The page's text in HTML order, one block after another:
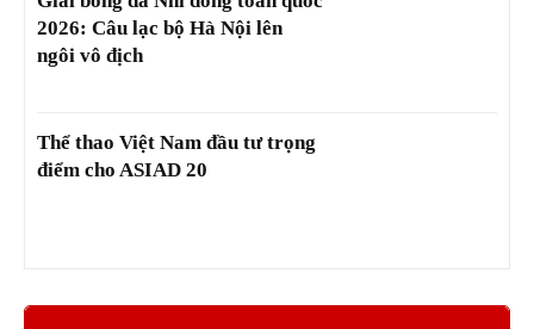
2026: Câu lạc bộ Hà Nội lên
ngôi vô địch
Thể thao Việt Nam đầu tư trọng
điểm cho ASIAD 20